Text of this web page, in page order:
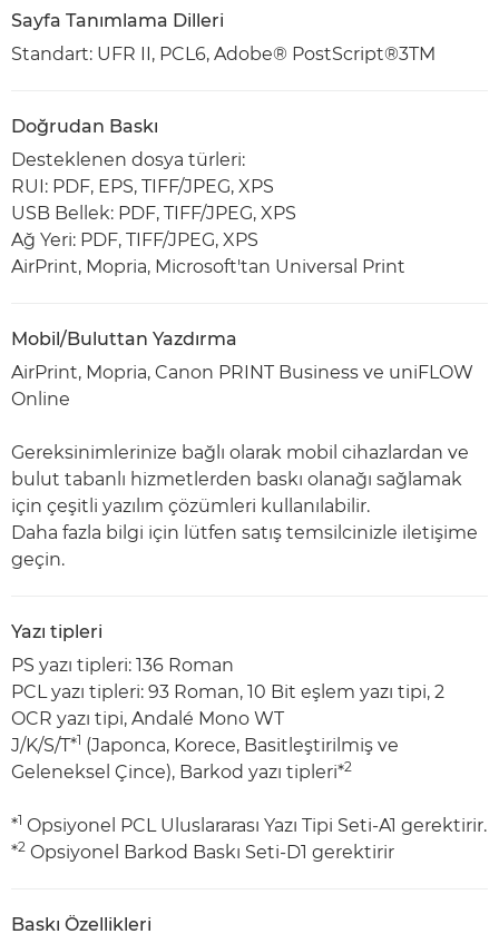
Sayfa Tanımlama Dilleri
Standart: UFR II, PCL6, Adobe® PostScript®3TM
Doğrudan Baskı
Desteklenen dosya türleri:
RUI: PDF, EPS, TIFF/JPEG, XPS
USB Bellek: PDF, TIFF/JPEG, XPS
Ağ Yeri: PDF, TIFF/JPEG, XPS
AirPrint, Mopria, Microsoft'tan Universal Print
Mobil/Buluttan Yazdırma
AirPrint, Mopria, Canon PRINT Business ve uniFLOW
Online
Gereksinimlerinize bağlı olarak mobil cihazlardan ve
bulut tabanlı hizmetlerden baskı olanağı sağlamak
için çeşitli yazılım çözümleri kullanılabilir.
Daha fazla bilgi için lütfen satış temsilcinizle iletişime
geçin.
Yazı tipleri
PS yazı tipleri: 136 Roman
PCL yazı tipleri: 93 Roman, 10 Bit eşlem yazı tipi, 2
OCR yazı tipi, Andalé Mono WT
J/K/S/T*1 (Japonca, Korece, Basitleştirilmiş ve
Geleneksel Çince), Barkod yazı tipleri*2
*1 Opsiyonel PCL Uluslararası Yazı Tipi Seti-A1 gerektirir.
*2 Opsiyonel Barkod Baskı Seti-D1 gerektirir
Baskı Özellikleri